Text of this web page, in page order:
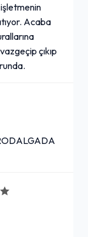
Acaba
çıkıp